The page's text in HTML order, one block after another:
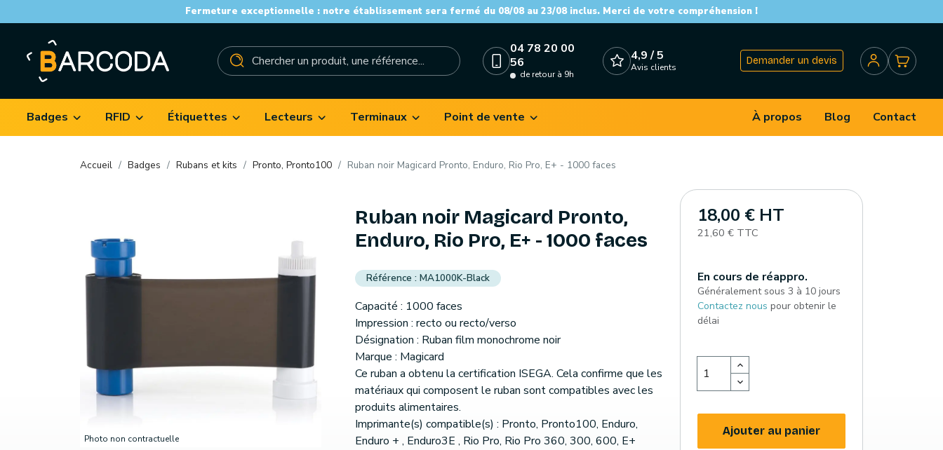
Fermeture exceptionnelle : notre établissement sera fermé du 08/08 au 23/08 inclus. Merci de votre compréhension !
04 78 20 00
56
de retour à 9h
4,9 / 5
Avis clients
Demander un devis
Badges RFID Étiquettes Lecteurs Terminaux Point de vente À propos Blog Contact
Accueil Badges Rubans et kits Pronto, Pronto100 Ruban noir Magicard Pronto, Enduro, Rio Pro, E+ - 1000 faces
Photo non contractuelle
Ruban noir Magicard Pronto,
Enduro, Rio Pro, E+ - 1000 faces
MA1000K-Black
Capacité : 1000 faces
Impression : recto ou recto/verso
Désignation : Ruban film monochrome noir
Marque : Magicard
Ce ruban a obtenu la certification ISEGA. Cela confirme que les
matériaux qui composent le ruban sont compatibles avec les
produits alimentaires.
Imprimante(s) compatible(s) : Pronto, Pronto100, Enduro,
Enduro + , Enduro3E , Rio Pro, Rio Pro 360, 300, 600, E+
18,00 € HT
21,60 € TTC
En cours de réappro.
Généralement sous 3 à 10 jours
Contactez nous pour obtenir le
délai
Ajouter au panier